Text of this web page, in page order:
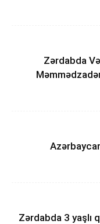
Zərdabda
Zərdabda 3 yaşlı